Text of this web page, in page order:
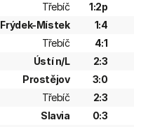
Třebíč
1:2p
Frýdek-Místek
1:4
Třebíč
4:1
Ústí n/L
2:3
Prostějov
3:0
Třebíč
2:3
Slavia
0:3